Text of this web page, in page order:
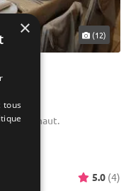
(12)
le Hainaut.
5.0 (4)
×
tous